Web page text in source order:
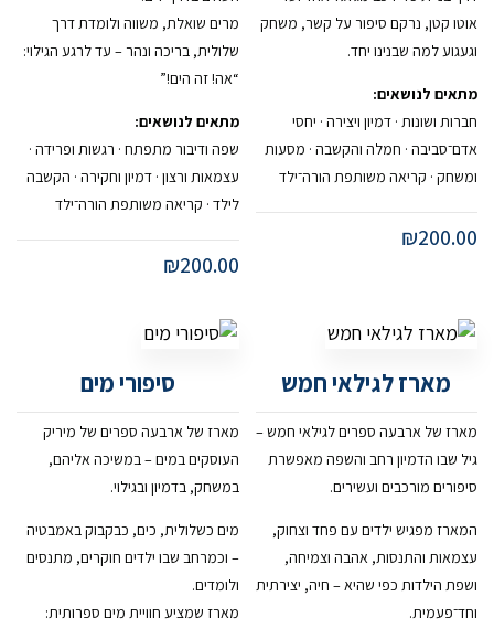
אוטו קטן, נרקם סיפור על קשר, משחק
וגעגוע למה שבנינו יחד.
מתאים לנושאים:
חברות ושונות · דמיון ויצירה · יחסי
אדם־סביבה · חמלה והקשבה · מסעות
ומשחק · קריאה משותפת הורה־ילד
₪200.00
מרים שואלת, משווה ולומדת דרך
שלולית, בריכה ונהר – עד לרגע הגילוי:
“אה! זה הים!”
מתאים לנושאים:
שפה ודיבור מתפתח · רגשות ופרידה ·
עצמאות ורצון · דמיון וחקירה · הקשבה
לילד · קריאה משותפת הורה־ילד
₪200.00
מארז לגילאי חמש
מארז של ארבעה ספרים לגילאי חמש –
גיל שבו הדמיון רחב והשפה מאפשרת
סיפורים מורכבים ועשירים.
המארז מפגיש ילדים עם פחד וצחוק,
עצמאות והתנסות, אהבה וצמיחה,
ושפת הילדות כפי שהיא – חיה, יצירתית
וחד־פעמית.
סיפורי מים
מארז של ארבעה ספרים של מיריק
העוסקים במים – במשיכה אליהם,
במשחק, בדמיון ובגילוי.
מים כשלולית, כים, כבקבוק באמבטיה
– וכמרחב שבו ילדים חוקרים, מתנסים
ולומדים.
מארז שמציע חוויית מים ספרותית: